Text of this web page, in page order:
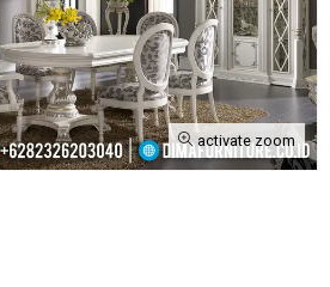
activate zoom